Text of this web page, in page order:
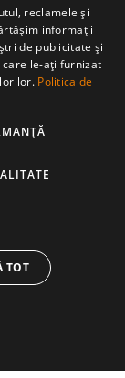
Tiha Bârgăului,
rezervate.
ROMANIAN
reclamele și
informații
de publicitate și
le-ați furnizat
lor. Politica de
TOT